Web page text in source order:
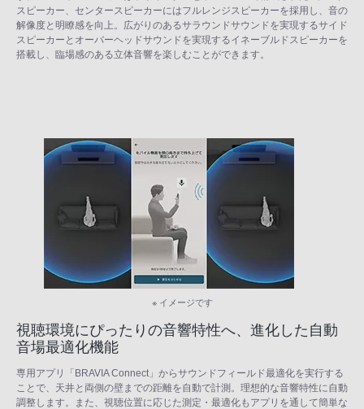
スピーカー、センタースピーカーにはフルレンジスピーカーを採用し、音の
解像度と明瞭感を向上。広がりのあるサラウンドサウンドを実現するサイド
スピーカーとオーバーヘッドサウンドを実現するイネーブルドスピーカーを
搭載し、臨場感のある立体音響を楽しむことができます。
※ イメージです
視聴環境にぴったりの音響特性へ、進化した自動
音場最適化機能
専用アプリ「BRAVIA Connect」からサウンドフィールド最適化を実行する
ことで、天井と両側の壁までの距離を自動で計測。理想的な音響特性に自動
調整します。また、視聴位置に応じた測定・最適化もアプリを通して簡単な